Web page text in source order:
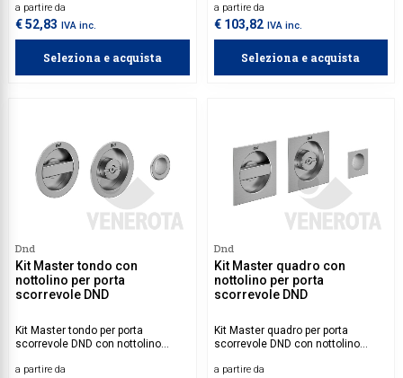
senza serratura.
a partire da
€ 52,83 IVA inc.
Seleziona e acquista
nottolino, ideale per porte con
spessore da 40 a 52 mm.
a partire da
€ 103,82 IVA inc.
Seleziona e acquista
Dnd
Kit Master tondo con
nottolino per porta
scorrevole DND
Kit Master tondo per porta
scorrevole DND con nottolino
a partire da
Dnd
Kit Master quadro con
nottolino per porta
scorrevole DND
Kit Master quadro per porta
scorrevole DND con nottolino
a partire da